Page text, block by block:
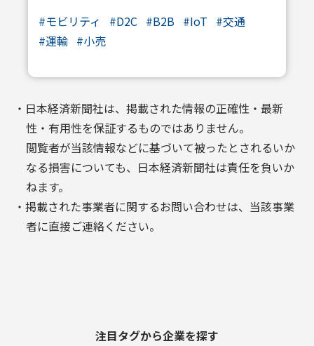
#モビリティ #D2C #B2B #IoT #交通
#運輸 #小売
・日本経済新聞社は、掲載された情報の正確性・最新
性・有用性を保証するものではありません。
閲覧者が当該情報などに基づいて被ったとされるいか
なる損害についても、日本経済新聞社は責任を負いか
ねます。
・掲載された事業者に関するお問い合わせは、当該事業
者に直接ご連絡ください。
注目タグから企業を探す